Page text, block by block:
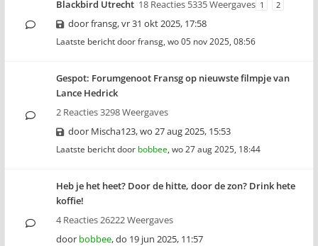
Blackbird Utrecht 18 Reacties 5335 Weergaves 1 2
doorfransg,vr 31 okt 2025, 17:58
Laatste bericht doorfransg, wo 05 nov 2025, 08:56
Gespot: Forumgenoot Fransg op nieuwste filmpje van
Lance Hedrick
2 Reacties 3298 Weergaves
door Mischa123,wo 27 aug 2025, 15:53
Laatste bericht door bobbee, wo 27 aug 2025, 18:44
Heb je het heet? Door de hitte, door de zon? Drink hete
koffie!
4 Reacties 26222 Weergaves
door bobbee,do 19 jun 2025, 11:57